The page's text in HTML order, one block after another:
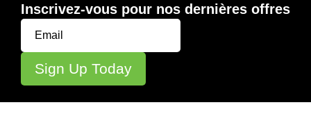
Inscrivez-vous pour nos dernières offres